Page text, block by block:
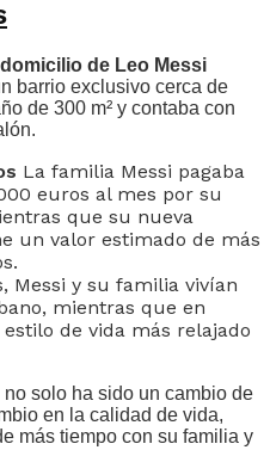
domicilio de Leo Messi
barrio exclusivo cerca de
de 300 m² y contaba con
La familia Messi pagaba
euros al mes por su
que su nueva
un valor estimado de más
Messi y su familia vivían
mientras que en
de vida más relajado
solo ha sido un cambio de
en la calidad de vida,
más tiempo con su familia y